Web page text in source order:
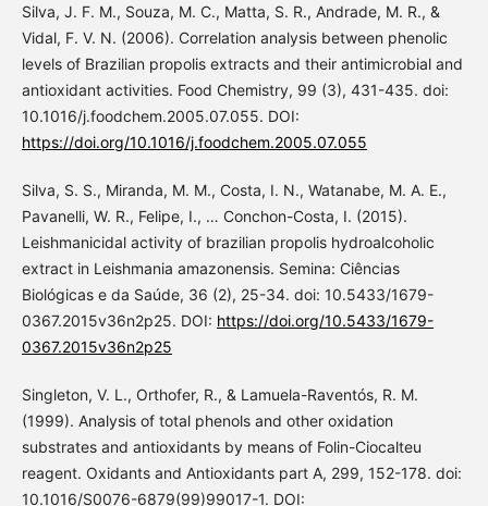
Silva, J. F. M., Souza, M. C., Matta, S. R., Andrade, M. R., &
Vidal, F. V. N. (2006). Correlation analysis between phenolic
levels of Brazilian propolis extracts and their antimicrobial and
antioxidant activities. Food Chemistry, 99 (3), 431-435. doi:
10.1016/j.foodchem.2005.07.055. DOI:
https://doi.org/10.1016/j.foodchem.2005.07.055
Silva, S. S., Miranda, M. M., Costa, I. N., Watanabe, M. A. E.,
Pavanelli, W. R., Felipe, I., … Conchon-Costa, I. (2015).
Leishmanicidal activity of brazilian propolis hydroalcoholic
extract in Leishmania amazonensis. Semina: Ciências
Biológicas e da Saúde, 36 (2), 25-34. doi: 10.5433/1679-
0367.2015v36n2p25. DOI: https://doi.org/10.5433/1679-
0367.2015v36n2p25
Singleton, V. L., Orthofer, R., & Lamuela-Raventós, R. M.
(1999). Analysis of total phenols and other oxidation
substrates and antioxidants by means of Folin-Ciocalteu
reagent. Oxidants and Antioxidants part A, 299, 152-178. doi:
10.1016/S0076-6879(99)99017-1. DOI: